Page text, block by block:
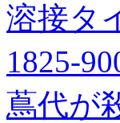
溶接タ
1825-
蔦代が